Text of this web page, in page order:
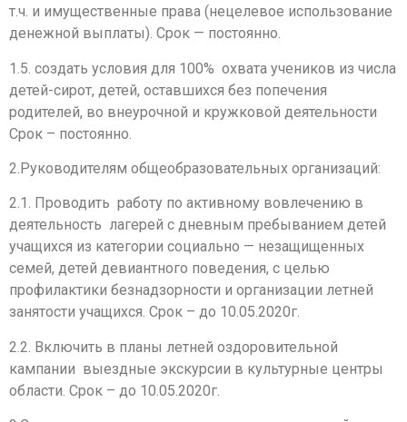
т.ч. и имущественные права (нецелевое использование
денежной выплаты). Срок — постоянно.
1.5. создать условия для 100% охвата учеников из числа
детей-сирот, детей, оставшихся без попечения
родителей, во внеурочной и кружковой деятельности
Срок – постоянно.
2.Руководителям общеобразовательных организаций:
2.1. Проводить работу по активному вовлечению в
деятельность лагерей с дневным пребыванием детей
учащихся из категории социально — незащищенных
семей, детей девиантного поведения, с целью
профилактики безнадзорности и организации летней
занятости учащихся. Срок – до 10.05.2020г.
2.2. Включить в планы летней оздоровительной
кампании выездные экскурсии в культурные центры
области. Срок – до 10.05.2020г.